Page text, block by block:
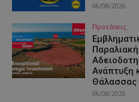
06/08/2026
Προτάσεις
Ανάπτυξη
Θάλασσας
06/08/2026